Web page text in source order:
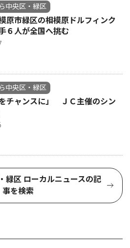
中央区・緑区
市緑区の相模原ドルフィンク
６人が全国へ挑む
中央区・緑区
をチャンスに」 ＪＣ主催のシン
緑区 ローカルニュースの記
事を検索